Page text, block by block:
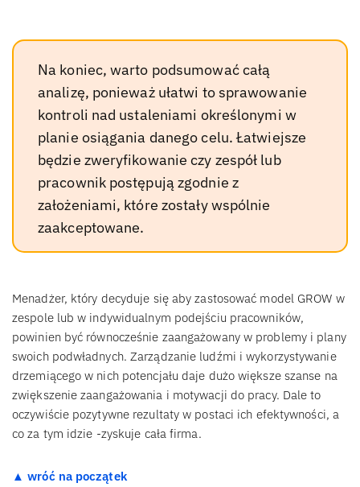
Na koniec, warto podsumować całą
analizę, ponieważ ułatwi to sprawowanie
kontroli nad ustaleniami określonymi w
planie osiągania danego celu. Łatwiejsze
będzie zweryfikowanie czy zespół lub
pracownik postępują zgodnie z
założeniami, które zostały wspólnie
zaakceptowane.
Menadżer, który decyduje się aby zastosować model GROW w
zespole lub w indywidualnym podejściu pracowników,
powinien być równocześnie zaangażowany w problemy i plany
swoich podwładnych. Zarządzanie ludźmi i wykorzystywanie
drzemiącego w nich potencjału daje dużo większe szanse na
zwiększenie zaangażowania i motywacji do pracy. Dale to
oczywiście pozytywne rezultaty w postaci ich efektywności, a
co za tym idzie -zyskuje cała firma.
▲ wróć na początek